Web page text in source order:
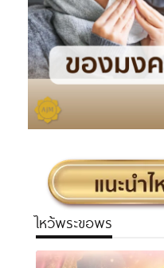
ไหว้พระขอพร